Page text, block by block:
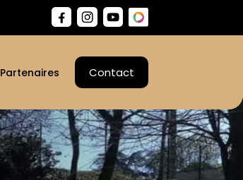
Partenaires Contact